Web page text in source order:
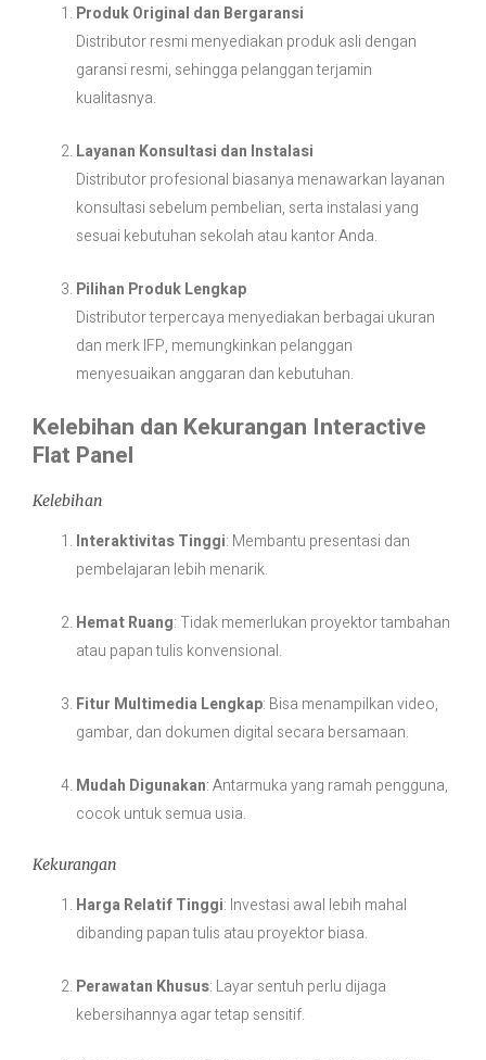
Produk Original dan Bergaransi
Distributor resmi menyediakan produk asli dengan
garansi resmi, sehingga pelanggan terjamin
kualitasnya.
Layanan Konsultasi dan Instalasi
Distributor profesional biasanya menawarkan layanan
konsultasi sebelum pembelian, serta instalasi yang
sesuai kebutuhan sekolah atau kantor Anda.
Pilihan Produk Lengkap
Distributor terpercaya menyediakan berbagai ukuran
dan merk IFP, memungkinkan pelanggan
menyesuaikan anggaran dan kebutuhan.
Kelebihan dan Kekurangan Interactive
Flat Panel
Kelebihan
Interaktivitas Tinggi: Membantu presentasi dan
pembelajaran lebih menarik.
Hemat Ruang: Tidak memerlukan proyektor tambahan
atau papan tulis konvensional.
Fitur Multimedia Lengkap: Bisa menampilkan video,
gambar, dan dokumen digital secara bersamaan.
Mudah Digunakan: Antarmuka yang ramah pengguna,
cocok untuk semua usia.
Kekurangan
Harga Relatif Tinggi: Investasi awal lebih mahal
dibanding papan tulis atau proyektor biasa.
Perawatan Khusus: Layar sentuh perlu dijaga
kebersihannya agar tetap sensitif.